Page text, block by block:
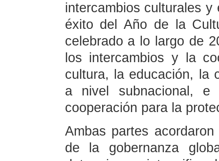
intercambios culturales
éxito del Año de la
celebrado a lo largo de
los intercambios y la
cultura, la educación, la
a nivel subnacional, e
cooperación para la
Ambas partes
de la gobernanza